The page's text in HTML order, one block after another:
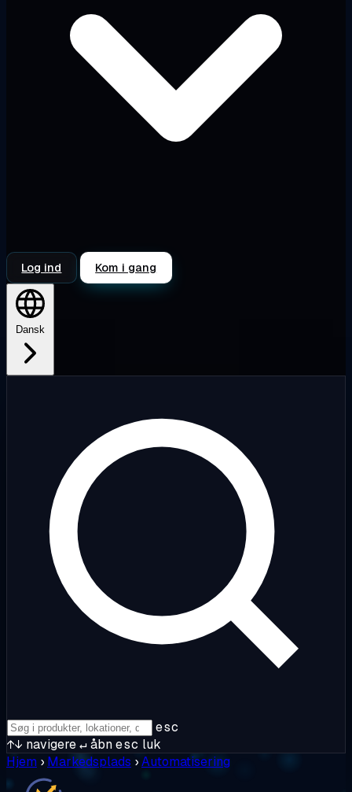
Log ind Kom i gang
Dansk
esc
↑↓ navigere↵åbnesc luk
Hjem › Markedsplads ›Automatisering